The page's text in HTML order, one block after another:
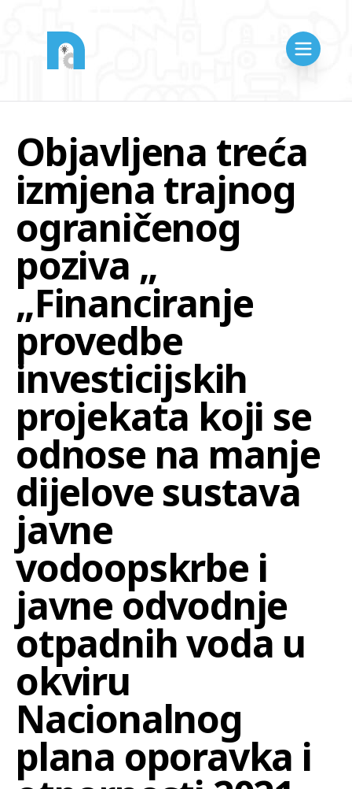
Objavljena treća
izmjena trajnog
ograničenog
poziva „
„Financiranje
provedbe
investicijskih
projekata koji se
odnose na manje
dijelove sustava
javne
vodoopskrbe i
javne odvodnje
otpadnih voda u
okviru
Nacionalnog
plana oporavka i